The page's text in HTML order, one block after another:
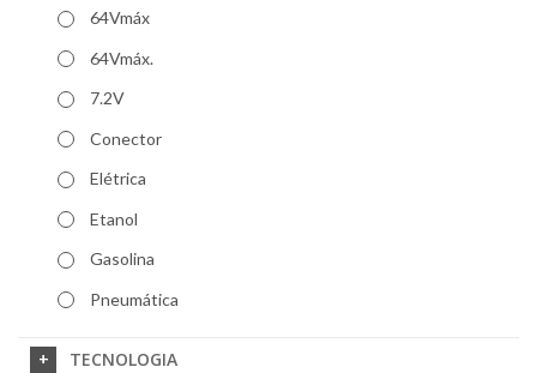
64Vmáx
64Vmáx.
7.2V
Conector
Elétrica
Etanol
Gasolina
Pneumática
TECNOLOGIA